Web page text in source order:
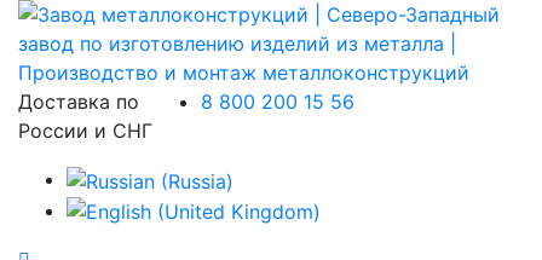
Доставка по
России и СНГ
8 800 200 15 56